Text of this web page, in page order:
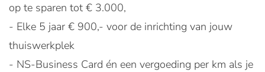
op te sparen tot € 3.000,
- Elke 5 jaar € 900,- voor de inrichting van jouw
thuiswerkplek
- NS-Business Card én een vergoeding per km als je